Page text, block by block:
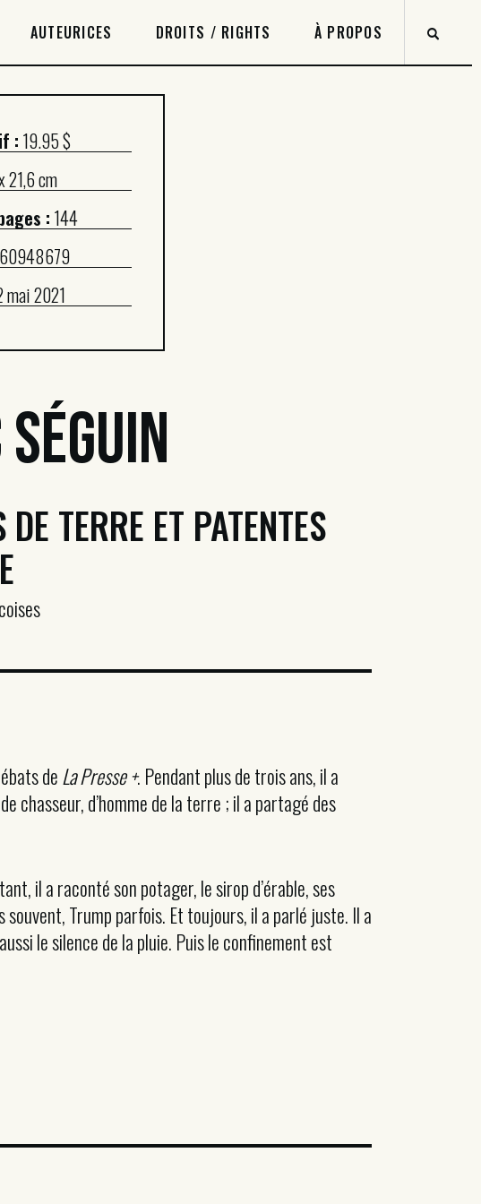
AUTEURICES DROITS / RIGHTS À PROPOS
: 19.95 $
21,6 cm
:144
mai 2021
TERRE ET PATENTES
de La Presse +. Pendant plus de trois ans, il a
chasseur, d’homme de la terre ; il a partagé des
il a raconté son potager, le sirop d’érable, ses
Trump parfois. Et toujours, il a parlé juste. Il a
le silence de la pluie. Puis le confinement est